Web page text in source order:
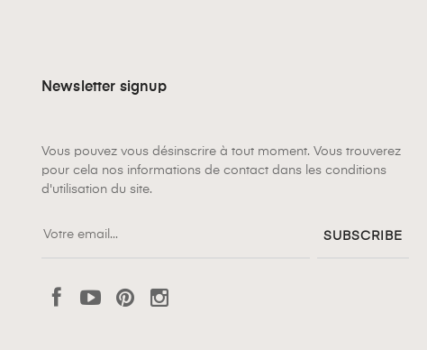
Newsletter signup
Vous pouvez vous désinscrire à tout moment. Vous trouverez
pour cela nos informations de contact dans les conditions
d'utilisation du site.
SUBSCRIBE
FacebookYouTubePinterest